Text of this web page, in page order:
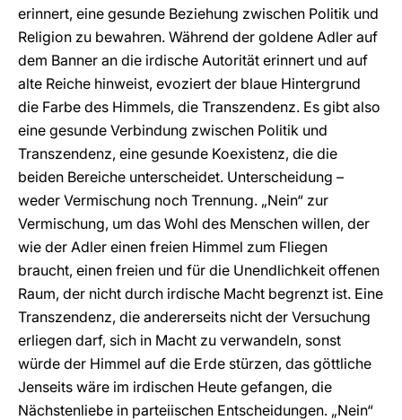
erinnert, eine gesunde Beziehung zwischen Politik und
Religion zu bewahren. Während der goldene Adler auf
dem Banner an die irdische Autorität erinnert und auf
alte Reiche hinweist, evoziert der blaue Hintergrund
die Farbe des Himmels, die Transzendenz. Es gibt also
eine gesunde Verbindung zwischen Politik und
Transzendenz, eine gesunde Koexistenz, die die
beiden Bereiche unterscheidet. Unterscheidung –
weder Vermischung noch Trennung. „Nein“ zur
Vermischung, um das Wohl des Menschen willen, der
wie der Adler einen freien Himmel zum Fliegen
braucht, einen freien und für die Unendlichkeit offenen
Raum, der nicht durch irdische Macht begrenzt ist. Eine
Transzendenz, die andererseits nicht der Versuchung
erliegen darf, sich in Macht zu verwandeln, sonst
würde der Himmel auf die Erde stürzen, das göttliche
Jenseits wäre im irdischen Heute gefangen, die
Nächstenliebe in parteiischen Entscheidungen. „Nein“